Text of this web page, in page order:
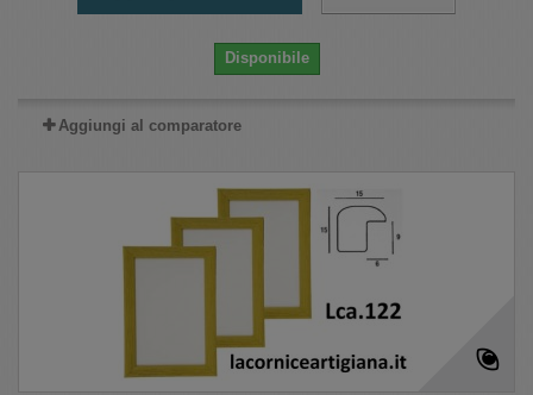
Disponibile
Aggiungi al comparatore